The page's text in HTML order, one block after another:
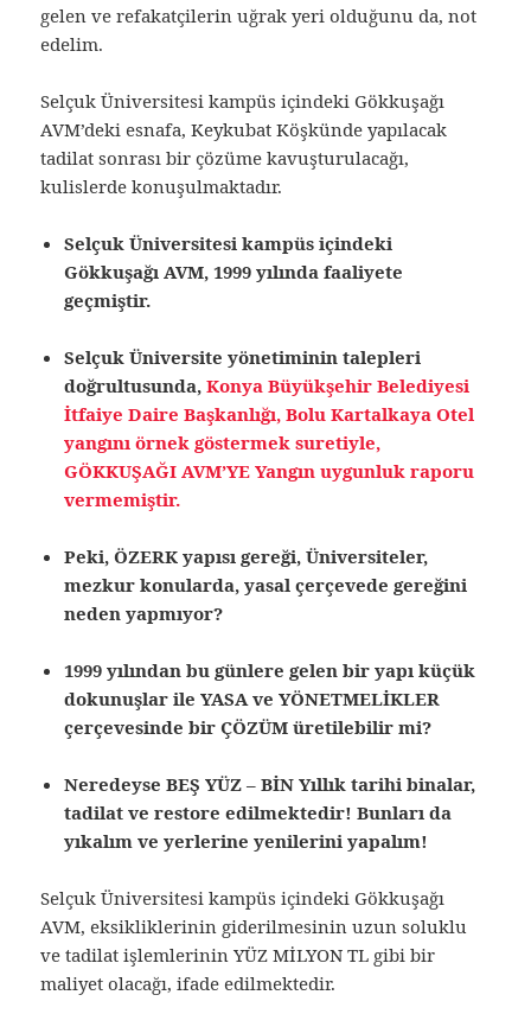
gelen ve refakatçilerin uğrak yeri olduğunu da, not
edelim.
Selçuk Üniversitesi kampüs içindeki Gökkuşağı
AVM’deki esnafa, Keykubat Köşkünde yapılacak
tadilat sonrası bir çözüme kavuşturulacağı,
kulislerde konuşulmaktadır.
Selçuk Üniversitesi kampüs içindeki
Gökkuşağı AVM, 1999 yılında faaliyete
geçmiştir.
Selçuk Üniversite yönetiminin talepleri
doğrultusunda, Konya Büyükşehir Belediyesi
İtfaiye Daire Başkanlığı, Bolu Kartalkaya Otel
yangını örnek göstermek suretiyle,
GÖKKUŞAĞI AVM’YE Yangın uygunluk raporu
vermemiştir.
Peki, ÖZERK yapısı gereği, Üniversiteler,
mezkur konularda, yasal çerçevede gereğini
neden yapmıyor?
1999 yılından bu günlere gelen bir yapı küçük
dokunuşlar ile YASA ve YÖNETMELİKLER
çerçevesinde bir ÇÖZÜM üretilebilir mi?
Neredeyse BEŞ YÜZ – BİN Yıllık tarihi binalar,
tadilat ve restore edilmektedir! Bunları da
yıkalım ve yerlerine yenilerini yapalım!
Selçuk Üniversitesi kampüs içindeki Gökkuşağı
AVM, eksikliklerinin giderilmesinin uzun soluklu
ve tadilat işlemlerinin YÜZ MİLYON TL gibi bir
maliyet olacağı, ifade edilmektedir.